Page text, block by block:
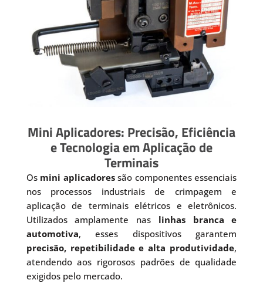
Mini Aplicadores: Precisão, Eficiência
e Tecnologia em Aplicação de
Terminais
Os mini aplicadoressão componentes essenciais
nos processos industriais de crimpagem e
aplicação de terminais elétricos e eletrônicos.
Utilizados amplamente nas linhas branca e
automotiva, esses dispositivos garantem
precisão, repetibilidade e alta produtividade,
atendendo aos rigorosos padrões de qualidade
exigidos pelo mercado.